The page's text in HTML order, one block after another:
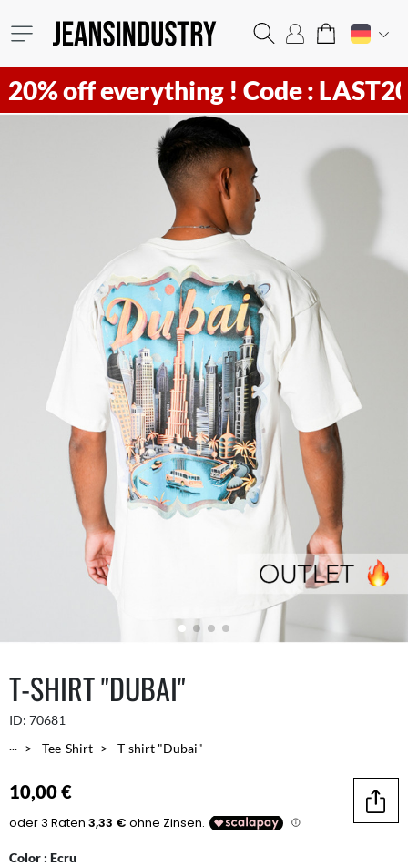
everything !Code : LAST20 !
T-SHIRT "DUBAI"
ID: 70681
...
Tee-Shirt T-shirt "Dubai"
10,00 € Teilen
Color : Ecru